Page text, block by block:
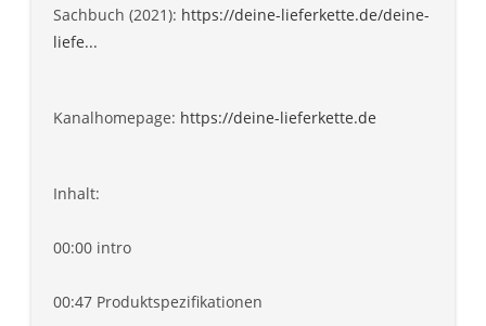
Sachbuch (2021): https://deine-lieferkette.de/deine-
liefe...
Kanalhomepage: https://deine-lieferkette.de
Inhalt:
00:00 intro
00:47 Produktspezifikationen